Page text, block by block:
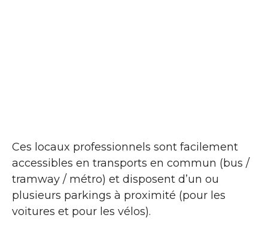
Ces locaux professionnels sont facilement
accessibles en transports en commun (bus /
tramway / métro) et disposent d’un ou
plusieurs parkings à proximité (pour les
voitures et pour les vélos).